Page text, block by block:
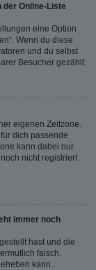
der Online-Liste
eine Option
Wenn du diese
und du selbst
Besucher gezählt.
eigenen Zeitzone.
dich passende
kann dabei nur
nicht registriert
immer noch
hast und die
falsch.
kann.